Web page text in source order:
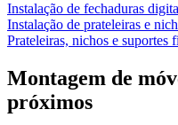
Instalação de fechaduras
Instalação de prateleiras e
Prateleiras, nichos e suportes
Montagem de
próximos